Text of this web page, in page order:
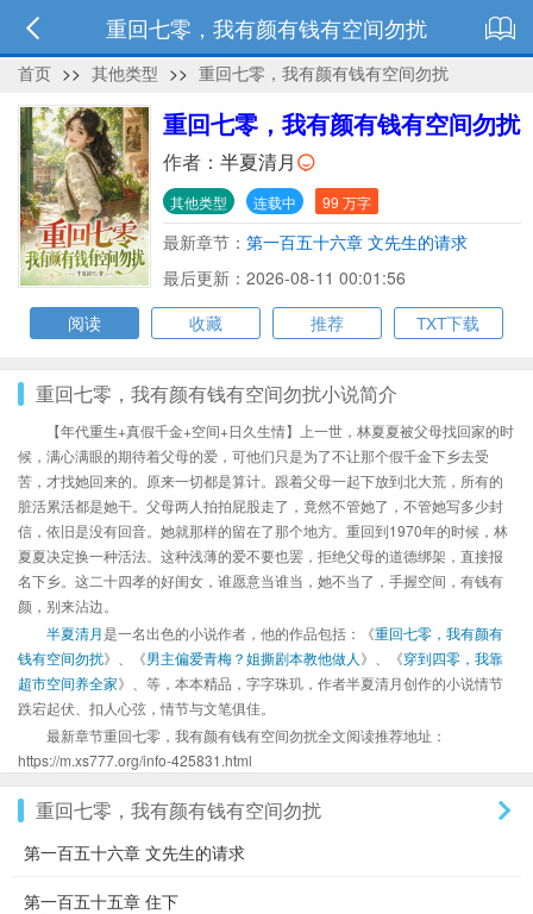
重回七零，我有颜有钱有空间勿扰
首页 >> 其他类型 >> 重回七零，我有颜有钱有空间勿扰
重回七零，我有颜有钱有空间勿扰
作者： 半夏清月
其他类型 连载中 99 万字
最新章节： 第一百五十六章 文先生的请求
最后更新：2026-08-11 00:01:56
阅读
收藏 推荐 TXT下载
重回七零，我有颜有钱有空间勿扰小说简介
【年代重生+真假千金+空间+日久生情】上一世，林夏夏被父母找回家的时
候，满心满眼的期待着父母的爱，可他们只是为了不让那个假千金下乡去受
苦，才找她回来的。原来一切都是算计。跟着父母一起下放到北大荒，所有的
脏活累活都是她干。父母两人拍拍屁股走了，竟然不管她了，不管她写多少封
信，依旧是没有回音。她就那样的留在了那个地方。重回到1970年的时候，林
夏夏决定换一种活法。这种浅薄的爱不要也罢，拒绝父母的道德绑架，直接报
名下乡。这二十四孝的好闺女，谁愿意当谁当，她不当了，手握空间，有钱有
颜，别来沾边。
半夏清月是一名出色的小说作者，他的作品包括：《重回七零，我有颜有
钱有空间勿扰》、《男主偏爱青梅？姐撕剧本教他做人 》、《穿到四零，我靠
超市空间养全家》、等，本本精品，字字珠玑，作者半夏清月创作的小说情节
跌宕起伏、扣人心弦，情节与文笔俱佳。
最新章节重回七零，我有颜有钱有空间勿扰全文阅读推荐地址：
https://m.xs777.org/info-425831.html
重回七零，我有颜有钱有空间勿扰
第一百五十六章 文先生的请求
第一百五十五章 住下